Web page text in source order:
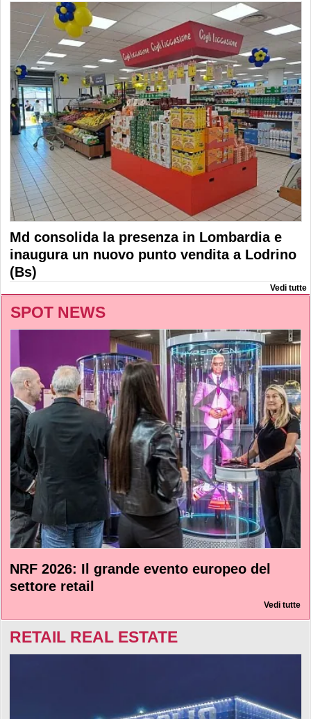
Md consolida la presenza in Lombardia e
inaugura un nuovo punto vendita a Lodrino
(Bs)
Vedi tutte
SPOT NEWS
NRF 2026: Il grande evento europeo del
settore retail
Vedi tutte
RETAIL REAL ESTATE